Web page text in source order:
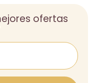
ofertas